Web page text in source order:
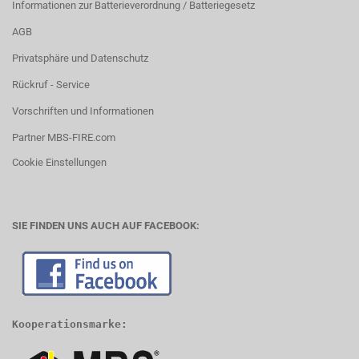
Informationen zur Batterieverordnung / Batteriegesetz
AGB
Privatsphäre und Datenschutz
Rückruf - Service
Vorschriften und Informationen
Partner MBS-FIRE.com
Cookie Einstellungen
SIE FINDEN UNS AUCH AUF FACEBOOK:
Kooperationsmarke: